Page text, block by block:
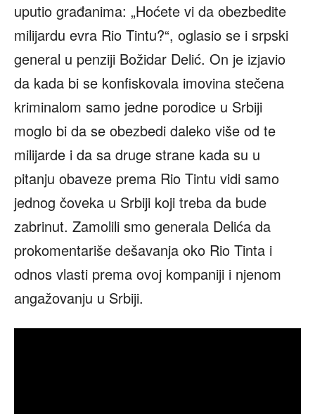
uputio građanima: „Hoćete vi da obezbedite
milijardu evra Rio Tintu?“, oglasio se i srpski
general u penziji Božidar Delić. On je izjavio
da kada bi se konfiskovala imovina stečena
kriminalom samo jedne porodice u Srbiji
moglo bi da se obezbedi daleko više od te
milijarde i da sa druge strane kada su u
pitanju obaveze prema Rio Tintu vidi samo
jednog čoveka u Srbiji koji treba da bude
zabrinut. Zamolili smo generala Delića da
prokomentariše dešavanja oko Rio Tinta i
odnos vlasti prema ovoj kompaniji i njenom
angažovanju u Srbiji.